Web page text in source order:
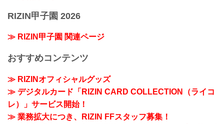
RIZIN甲子園 2026
≫ RIZIN甲子園 関連ページ
おすすめコンテンツ
≫ RIZINオフィシャルグッズ
≫ デジタルカード「RIZIN CARD COLLECTION（ライコ
レ）」サービス開始！
≫ 業務拡大につき、RIZIN FFスタッフ募集！